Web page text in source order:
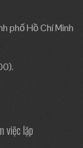
phố Hồ Chí Minh
việc lặp